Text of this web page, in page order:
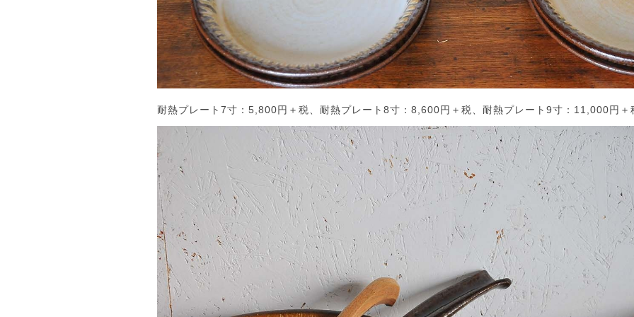
耐熱プレート7寸：5,800円＋税、耐熱プレート8寸：8,600円＋税、耐熱プレート9寸：11,000円＋